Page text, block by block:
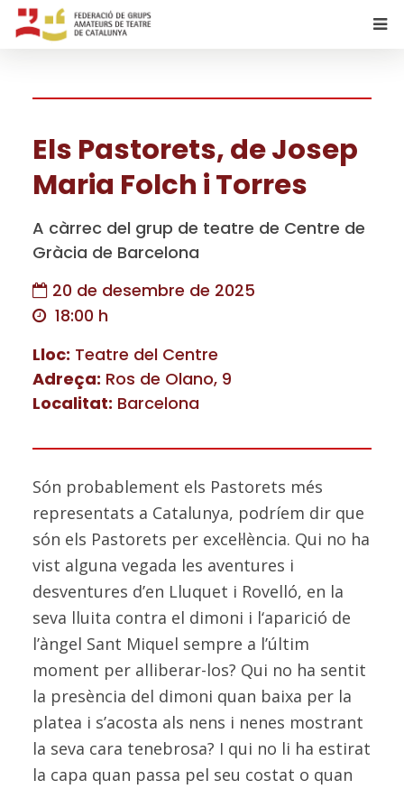
Els Pastorets, de Josep
Maria Folch i Torres
A càrrec del grup de teatre de Centre de
Gràcia de Barcelona
20 de desembre de 2025
18:00 h
Lloc: Teatre del Centre
Adreça: Ros de Olano, 9
Localitat: Barcelona
Són probablement els Pastorets més
representats a Catalunya, podríem dir que
són els Pastorets per excel·lència. Qui no ha
vist alguna vegada les aventures i
desventures d’en Lluquet i Rovelló, en la
seva lluita contra el dimoni i l‘aparició de
l’àngel Sant Miquel sempre a l’últim
moment per alliberar-los? Qui no ha sentit
la presència del dimoni quan baixa per la
platea i s’acosta als nens i nenes mostrant
la seva cara tenebrosa? I qui no li ha estirat
la capa quan passa pel seu costat o quan